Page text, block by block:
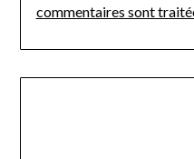
commentaires sont